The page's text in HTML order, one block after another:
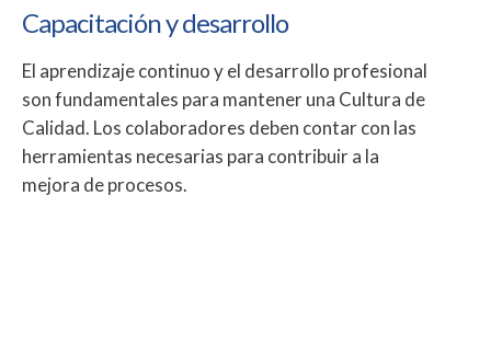
Capacitación y desarrollo
El aprendizaje continuo y el desarrollo profesional
son fundamentales para mantener una Cultura de
Calidad. Los colaboradores deben contar con las
herramientas necesarias para contribuir a la
mejora de procesos.